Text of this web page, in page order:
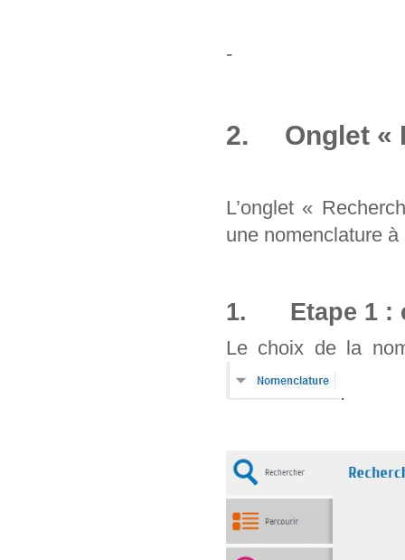
-
2. Onglet «
L’onglet «
une nomenclature
1. Etape 1 :
Le choix de la
.